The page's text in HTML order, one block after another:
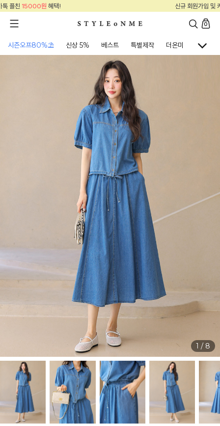
혜택!
0
시즌오프80%⛱ 신상 5% 베스트 특별제작 더온미 골프웨어
1 / 8